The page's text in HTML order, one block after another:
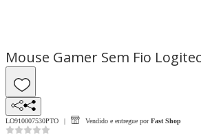
Mouse Gamer Sem Fio
LO910007530PTO Vendido e entregue por Fast Shop